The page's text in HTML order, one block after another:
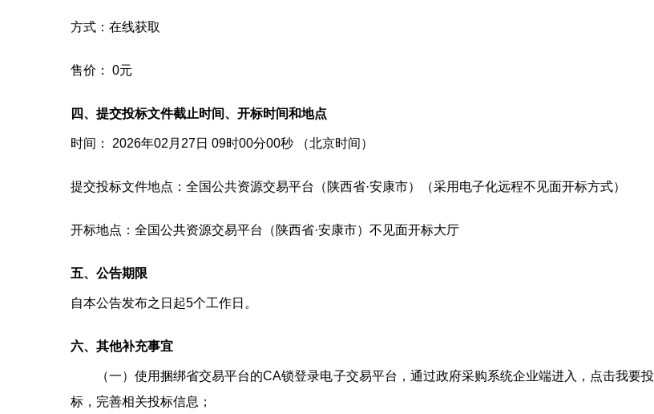
方式： 在线获取
售价： 0元
四、提交投标文件截止时间、开标时间和地点
时间： 2026年02月27日 09时00分00秒 （北京时间）
提交投标文件地点： 全国公共资源交易平台（陕西省·安康市）（采用电子化远程不见面开标方式）
开标地点： 全国公共资源交易平台（陕西省·安康市）不见面开标大厅
五、公告期限
自本公告发布之日起5个工作日。
六、其他补充事宜
（一）使用捆绑省交易平台的CA锁登录电子交易平台，通过政府采购系统企业端进入，点击我要投
标，完善相关投标信息；